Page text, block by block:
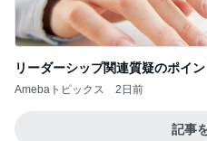
リーダーシップ関連質疑のポイン
Amebaトピックス 2日前
記事